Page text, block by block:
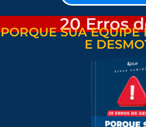
20 Erros
PORQUE SUA EQUIPE
E